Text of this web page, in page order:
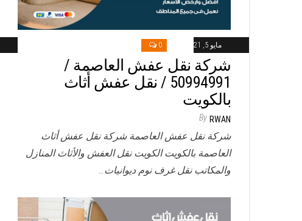
مايو 5, 2021 0
شركة نقل عفش العاصمة /
50994991 / نقل عفش أثاث
بالكويت
By RWAN
شركة نقل عفش العاصمة شركة نقل عفش أثاث
العاصمة بالكويت الكويت نقل العفش والأثاث المنازل
والمكاتب نقل غرف نوم ديوانيات…